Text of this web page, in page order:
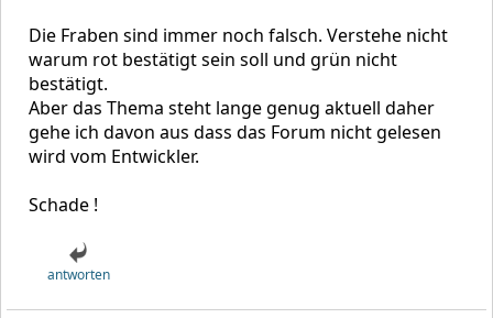
Die Fraben sind immer noch falsch. Verstehe nicht
warum rot bestätigt sein soll und grün nicht
bestätigt.
Aber das Thema steht lange genug aktuell daher
gehe ich davon aus dass das Forum nicht gelesen
wird vom Entwickler.
Schade !
antworten